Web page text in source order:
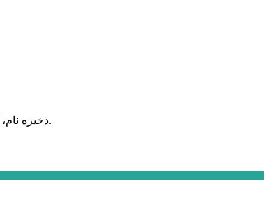
ذخیره نام، ایمیل و وبسایت من در مرورگر برای زمانی که دوباره دیدگاهی می‌نویسم.